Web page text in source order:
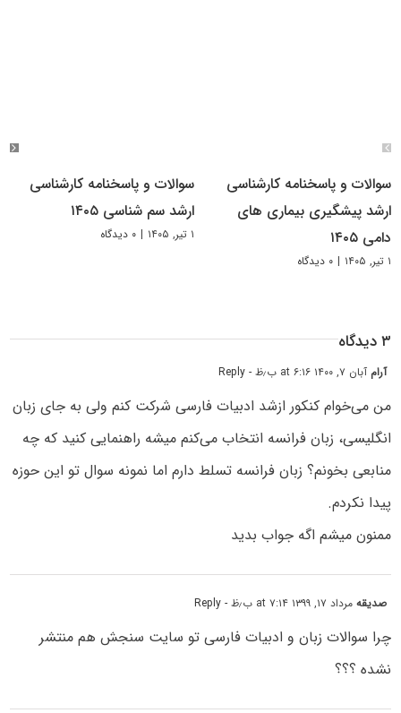
سوالات و پاسخنامه کارشناسی
ارشد پیشگیری بیماری های
دامی ۱۴۰۵
۱ تیر, ۱۴۰۵ | ۰ دیدگاه
سوالات و پاسخنامه کارشناسی
ارشد سم شناسی ۱۴۰۵
۱ تیر, ۱۴۰۵ | ۰ دیدگاه
۳ دیدگاه
آرام آبان ۷, ۱۴۰۰ at ۶:۱۶ ب٫ظ - Reply
من می‌خوام کنکور ازشد ادبیات فارسی شرکت کنم ولی به جای زبان
انگلیسی، زبان فرانسه انتخاب می‌کنم میشه راهنمایی کنید که چه
منابعی بخونم؟ زبان فرانسه تسلط دارم اما نمونه سوال تو این حوزه
پیدا نکردم.
ممنون میشم اگه جواب بدید
صدیقهمرداد ۱۷, ۱۳۹۹ at ۷:۱۴ ب٫ظ - Reply
چرا سوالات زبان و ادبیات فارسی تو سایت سنجش هم منتشر
نشده ؟؟؟